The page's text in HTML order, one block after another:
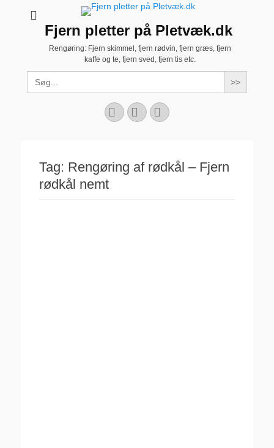
Fjern pletter på Pletvæk.dk
Rengøring: Fjern skimmel, fjern rødvin, fjern græs, fjern
kaffe og te, fjern sved, fjern tis etc.
Search
for:
Facebook
YouTubeInstagram
Tag: Rengøring af rødkål – Fjern
rødkål nemt